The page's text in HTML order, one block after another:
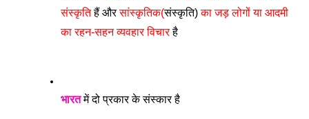
संस्कृति हैं और सांस्कृतिक(संस्कृति) का जड़ लोगों या आदमी
का रहन-सहन व्यवहार विचार है
भारत में दो प्रकार के संस्कार है